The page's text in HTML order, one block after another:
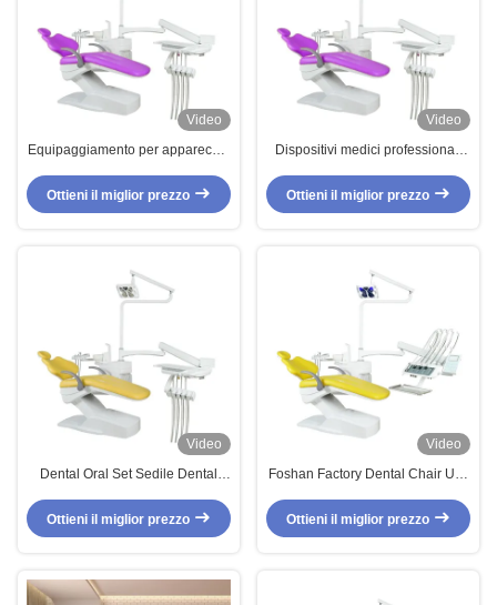
Video
Equipaggiamento per apparecchi
Foshan Factory PU Leather
Custom Dental Chair Unit
Ottieni il miglior prezzo
Video
Dispositivi medici professionali
dentale 220V
Ottieni il miglior prezzo
Video
Dental Oral Set Sedile Dental
dentale Luce a LED Accepta
personalizzato Sedile Dental
Ottieni il miglior prezzo
Video
Foshan Factory Dental Chair Unit
di guarigione gratuita e Scaler
Dental Top Mounted Dental Unit
Ottieni il miglior prezzo